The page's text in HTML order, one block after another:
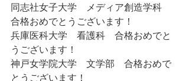
同志社女子大学　メディア創造学科
合格おめでとうございます！
兵庫医科大学　看護科　合格おめでと
うございます！
神戸女学院大学　文学部　合格おめで
とうございます！